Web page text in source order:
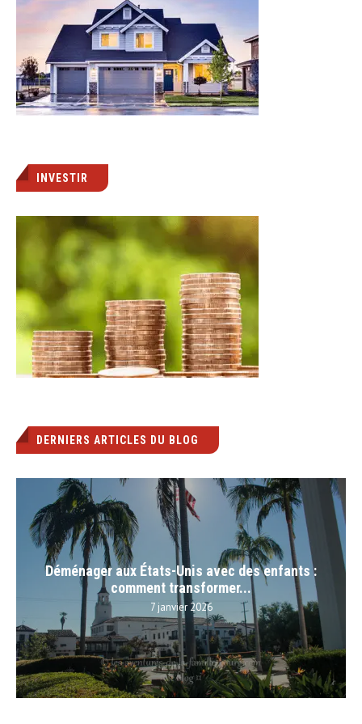
INVESTIR
DERNIERS ARTICLES DU BLOG
Déménager aux États-Unis avec des enfants :
comment transformer...
7 janvier 2026